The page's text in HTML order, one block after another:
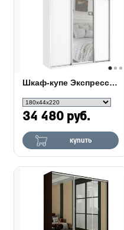
Шкаф-купе Экспресс 3-х дверный (ЛДСП, зеркало)
34 480 руб.
купить